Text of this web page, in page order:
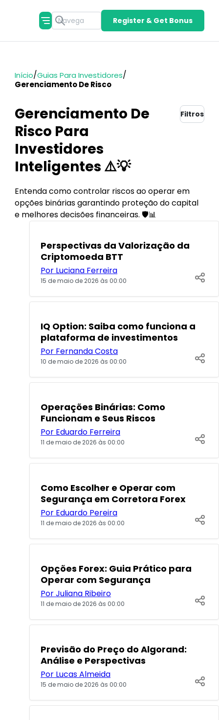
Register & Get Bonus
Início/Guias Para Investidores/
Gerenciamento De Risco
Gerenciamento De
Risco Para
Investidores
Inteligentes ⚠️💡
Filtros
Entenda como controlar riscos ao operar em
opções binárias garantindo proteção do capital
e melhores decisões financeiras. 🛡️📊
POPULARES
Perspectivas da Valorização da
Criptomoeda BTT
Por Luciana Ferreira
15 de maio de 2026 às 00:00
POPULARES
IQ Option: Saiba como funciona a
plataforma de investimentos
Por Fernanda Costa
10 de maio de 2026 às 00:00
POPULARES
Operações Binárias: Como
Funcionam e Seus Riscos
Por Eduardo Ferreira
11 de maio de 2026 às 00:00
POPULARES
Como Escolher e Operar com
Segurança em Corretora Forex
Por Eduardo Pereira
11 de maio de 2026 às 00:00
POPULARES
Opções Forex: Guia Prático para
Operar com Segurança
Por Juliana Ribeiro
11 de maio de 2026 às 00:00
Previsão do Preço do Algorand:
Análise e Perspectivas
Por Lucas Almeida
15 de maio de 2026 às 00:00